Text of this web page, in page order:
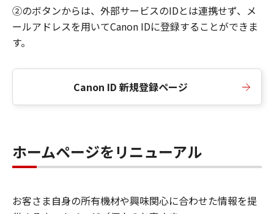
②のボタンからは、外部サービスのIDとは連携せず、メ
ールアドレスを用いてCanon IDに登録することができま
す。
Canon ID 新規登録ページ
ホームページをリニューアル
お客さま自身の所有機材や興味関心に合わせた情報を提